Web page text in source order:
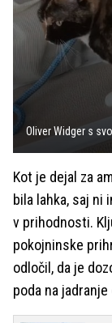
Oliver Widger s
Kot je dejal za
bila lahka, saj ni
v prihodnosti.
pokojninske
odločil, da je
poda na